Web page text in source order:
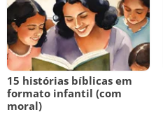
15 histórias bíblicas em
formato infantil (com
moral)